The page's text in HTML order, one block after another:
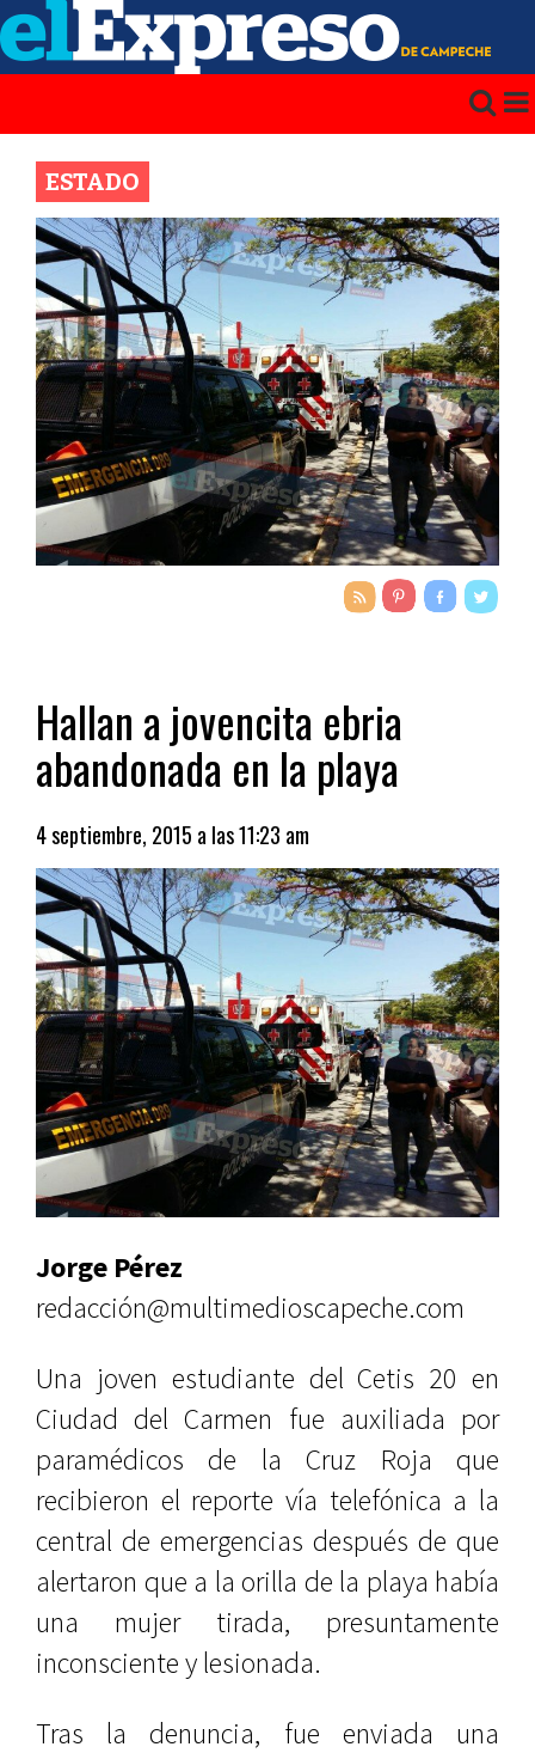
ESTADO
Hallan a jovencita ebria
abandonada en la playa
4 septiembre, 2015 a las 11:23 am
Jorge Pérez
redacción@multimedioscapeche.com
Una joven estudiante del Cetis 20 en
Ciudad del Carmen fue auxiliada por
paramédicos de la Cruz Roja que
recibieron el reporte vía telefónica a la
central de emergencias después de que
alertaron que a la orilla de la playa había
una mujer tirada, presuntamente
inconsciente y lesionada.
Tras la denuncia, fue enviada una